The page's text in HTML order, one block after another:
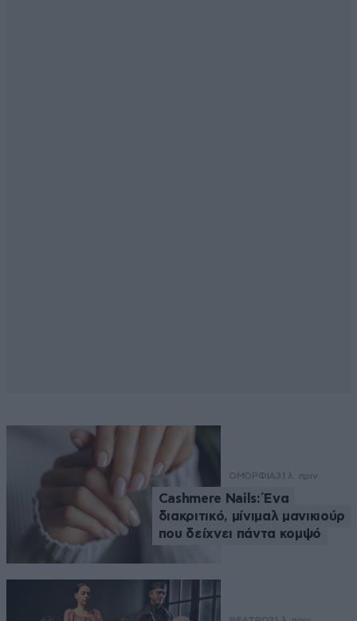
ΟΜΟΡΦΙΑ31 λ. πριν
Cashmere Nails: Ένα
διακριτικό, μίνιμαλ μανικιούρ
που δείχνει πάντα κομψό